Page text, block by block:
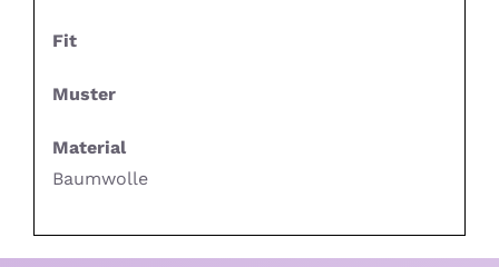
Fit
Muster
Material
Baumwolle